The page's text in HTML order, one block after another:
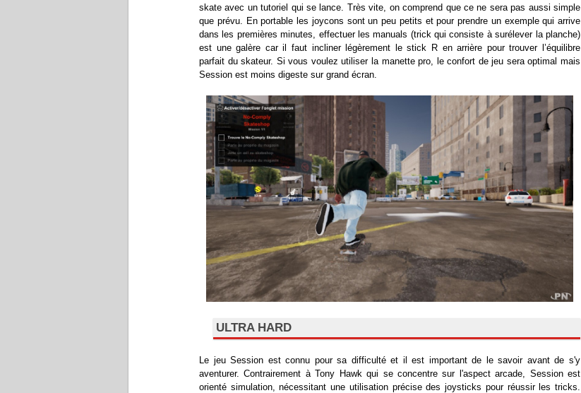
skate avec un tutoriel qui se lance. Très vite, on comprend que ce ne sera pas aussi simple
que prévu. En portable les joycons sont un peu petits et pour prendre un exemple qui arrive
dans les premières minutes, effectuer les manuals (trick qui consiste à surélever la planche)
est une galère car il faut incliner légèrement le stick R en arrière pour trouver l’équilibre
parfait du skateur. Si vous voulez utiliser la manette pro, le confort de jeu sera optimal mais
Session est moins digeste sur grand écran.
ULTRA HARD
Le jeu Session est connu pour sa difficulté et il est important de le savoir avant de s'y
aventurer. Contrairement à Tony Hawk qui se concentre sur l'aspect arcade, Session est
orienté simulation, nécessitant une utilisation précise des joysticks pour réussir les tricks.